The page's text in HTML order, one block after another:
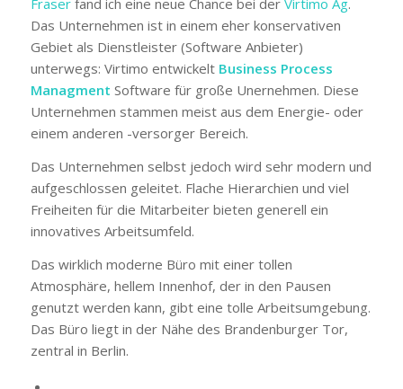
Fraserfand ich eine neue Chance bei derVirtimo Ag.
Das Unternehmen ist in einem eher konservativen
Gebiet als Dienstleister (Software Anbieter)
unterwegs: Virtimo entwickelt Business Process
Managment Software für große Unernehmen. Diese
Unternehmen stammen meist aus dem Energie- oder
einem anderen -versorger Bereich.
Das Unternehmen selbst jedoch wird sehr modern und
aufgeschlossen geleitet. Flache Hierarchien und viel
Freiheiten für die Mitarbeiter bieten generell ein
innovatives Arbeitsumfeld.
Das wirklich moderne Büro mit einer tollen
Atmosphäre, hellem Innenhof, der in den Pausen
genutzt werden kann, gibt eine tolle Arbeitsumgebung.
Das Büro liegt in der Nähe des Brandenburger Tor,
zentral in Berlin.